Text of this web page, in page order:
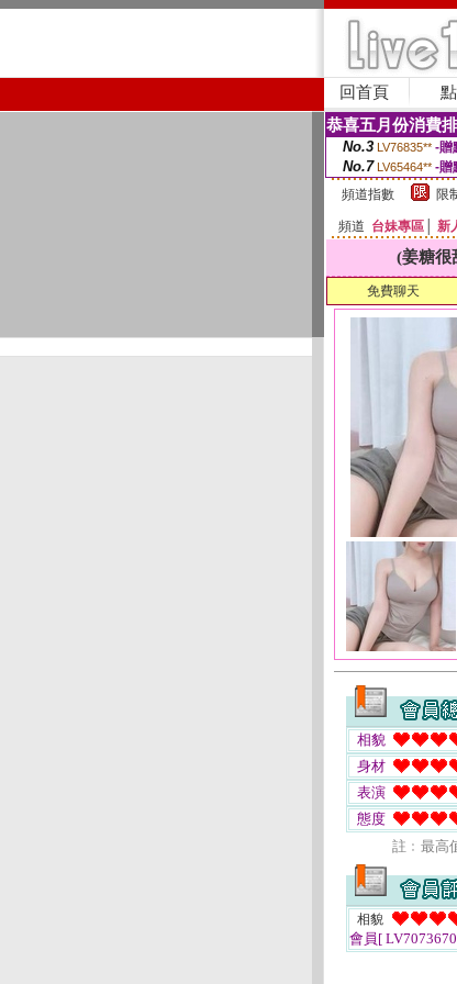
回首頁
恭喜五月份消費
No.3 LV76835** -贈
No.7 LV65464** -贈
頻道指數
限
頻道 台妹專區 新
(姜糖很
免費聊天
相貌
身材
表演
態度
註﹕最高
相貌
會員[